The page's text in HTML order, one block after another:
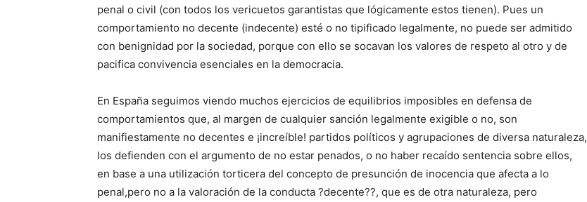
penal o civil (con todos los vericuetos garantistas que lógicamente estos tienen). Pues un
comportamiento no decente (indecente) esté o no tipificado legalmente, no puede ser admitido
con benignidad por la sociedad, porque con ello se socavan los valores de respeto al otro y de
pacifica convivencia esenciales en la democracia.
En España seguimos viendo muchos ejercicios de equilibrios imposibles en defensa de
comportamientos que, al margen de cualquier sanción legalmente exigible o no, son
manifiestamente no decentes e ¡increíble! partidos políticos y agrupaciones de diversa naturaleza,
los defienden con el argumento de no estar penados, o no haber recaído sentencia sobre ellos,
en base a una utilización torticera del concepto de presunción de inocencia que afecta a lo
penal,pero no a la valoración de la conducta ?decente??, que es de otra naturaleza, pero